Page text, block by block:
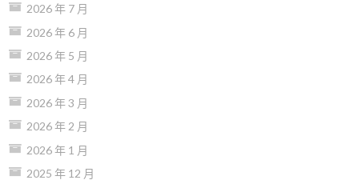
2026 年 7 月
2026 年 6 月
2026 年 5 月
2026 年 4 月
2026 年 3 月
2026 年 2 月
2026 年 1 月
2025 年 12 月